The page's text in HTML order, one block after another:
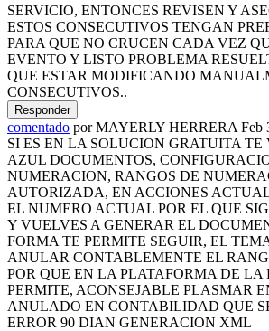
SERVICIO, ENTONCES REVISEN Y
ESTOS CONSECUTIVOS TENGAN
PARA QUE NO CRUCEN CADA VEZ
EVENTO Y LISTO PROBLEMA
QUE ESTAR MODIFICANDO
CONSECUTIVOS..
comentado porMAYERLY HERRERA Feb
SI ES EN LA SOLUCION GRATUITA TE
AZUL DOCUMENTOS,
NUMERACION, RANGOS DE
AUTORIZADA, EN ACCIONES
EL NUMERO ACTUAL POR EL QUE
Y VUELVES A GENERAR EL
FORMA TE PERMITE SEGUIR, EL
ANULAR CONTABLEMENTE EL
POR QUE EN LA PLATAFORMA DE LA
PERMITE, ACONSEJABLE PLASMAR
ANULADO EN CONTABILIDAD QUE
ERROR 90 DIAN GENERACION XML